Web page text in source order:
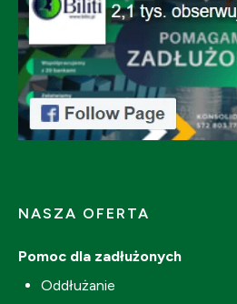
NASZA OFERTA
Pomoc dla zadłużonych
Oddłużanie